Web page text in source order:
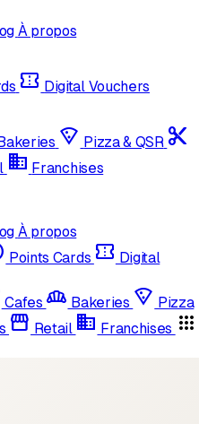
À propos
confirmation_number Digital Vouchers
local_pizza Pizza & QSR content_cut
domain Franchises
À propos
Points Cards confirmation_number Digital
Cafes bakery_dining Bakeries local_pizza Pizza
storefront Retail domain Franchises apps